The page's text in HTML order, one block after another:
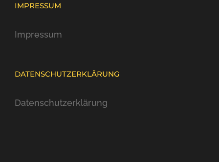
IMPRESSUM
Impressum
DATENSCHUTZERKLÄRUNG
Datenschutzerklärung